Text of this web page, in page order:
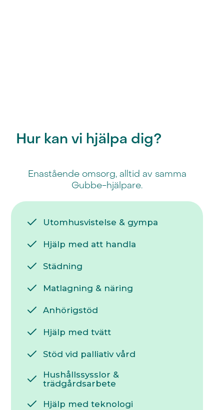
Hur kan vi hjälpa dig?
Enastående omsorg, alltid av samma
Gubbe-hjälpare.
Utomhusvistelse & gympa
Hjälp med att handla
Städning
Matlagning & näring
Anhörigstöd
Hjälp med tvätt
Stöd vid palliativ vård
Hushållssysslor &
trädgårdsarbete
Hjälp med teknologi